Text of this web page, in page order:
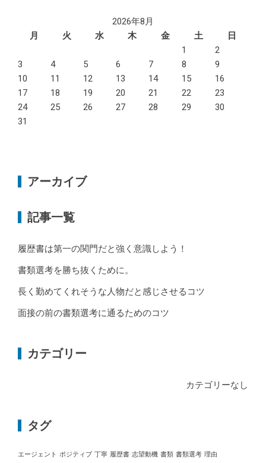
2026年8月
月
火 水 木 金 土
日
1
2
3
4 5 6 7 8
9
10
11 12 13 14 15
16
17
18 19 20 21 22
23
24
25 26 27 28 29
30
31
アーカイブ
記事一覧
履歴書は第一の関門だと強く意識しよう！
書類選考を勝ち抜くために。
長く勤めてくれそうな人物だと感じさせるコツ
面接の前の書類選考に通るためのコツ
カテゴリー
カテゴリーなし
タグ
エージェント ポジティブ 丁寧 履歴書 志望動機 書類 書類選考 理由